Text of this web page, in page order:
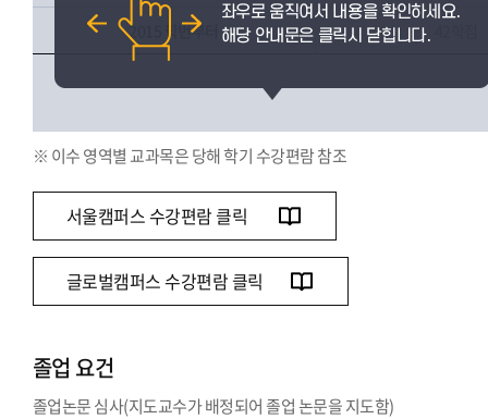
2015 학번부터
※ 이수 영역별 교과목은 당해 학기 수강편람 참조
서울캠퍼스 수강편람 클릭
글로벌캠퍼스 수강편람 클릭
졸업 요건
졸업논문 심사(지도교수가 배정되어 졸업 논문을 지도함)